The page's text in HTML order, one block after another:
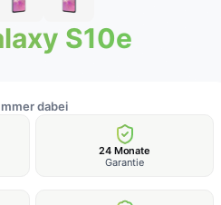
S10e
dabei
24 Monate
Garantie